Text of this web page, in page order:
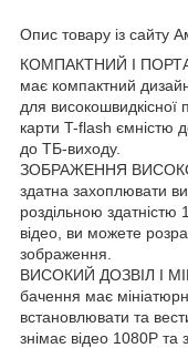
Опис товару із сайту
КОМПАКТНИЙ І
має компактний
для високошвидкісної
карти T-flash ємністю
до ТБ-виходу.
ЗОБРАЖЕННЯ
здатна захоплювати
роздільною здатністю
відео, ви можете
зображення.
ВИСОКИЙ ДОЗВІЛ І
бачення має
встановлювати та
знімає відео 1080P